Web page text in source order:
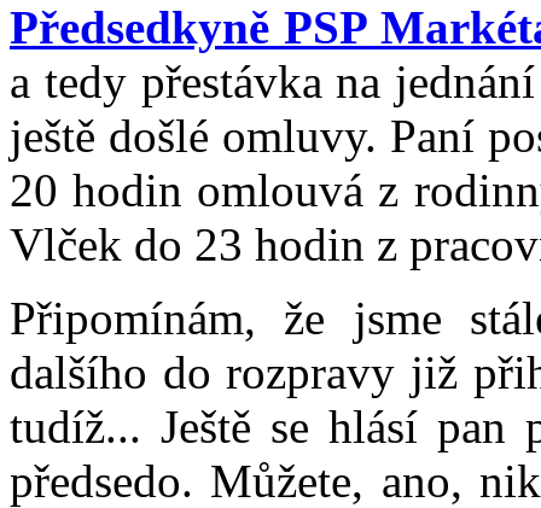
Předsedkyně PSP
a tedy přestávka na
ještě došlé omluvy. Paní
20 hodin omlouvá z
Vlček do 23 hodin z
Připomínám, že jsme
dalšího do rozpravy již
tudíž... Ještě se hlásí pan
předsedo. Můžete, ano,